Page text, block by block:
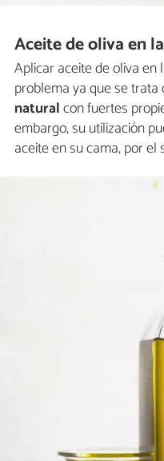
Aceite de oliva en
Aplicar aceite de oliva
problema ya que se trata
naturalcon fuertes
embargo, su utilización
aceite en su cama, por